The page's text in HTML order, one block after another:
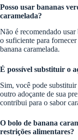
Posso usar bananas
caramelada?
Não é recomendado usar
o suficiente para
banana caramelada.
É possível substituir o
Sim, você pode
outro adoçante de sua
contribui para o sabor
O bolo de banana
restrições alimentares?